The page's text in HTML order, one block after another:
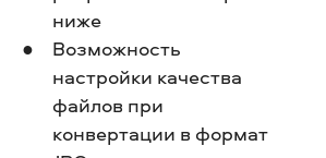
ниже
Возможность
настройки качества
файлов при
конвертации в формат